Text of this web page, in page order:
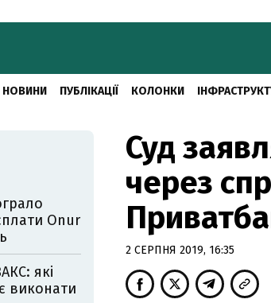
НОВИНИ ПУБЛІКАЦІЇ КОЛОНКИ
Суд
через
2 СЕРПНЯ 2019, 16:35
Onur
які
виконати